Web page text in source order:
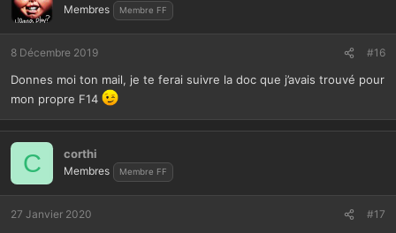
Membres Membre FF
8 Décembre 2019 #16
Donnes moi ton mail, je te ferai suivre la doc que j’avais trouvé pour
mon propre F14
C corthi
Membres Membre FF
27 Janvier 2020 #17